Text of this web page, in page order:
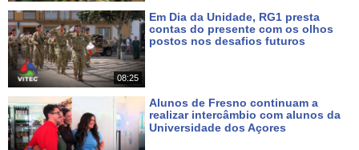
08:25
Em Dia da Unidade, RG1 presta
contas do presente com os olhos
postos nos desafios futuros
Alunos de Fresno continuam a
realizar intercâmbio com alunos da
Universidade dos Açores